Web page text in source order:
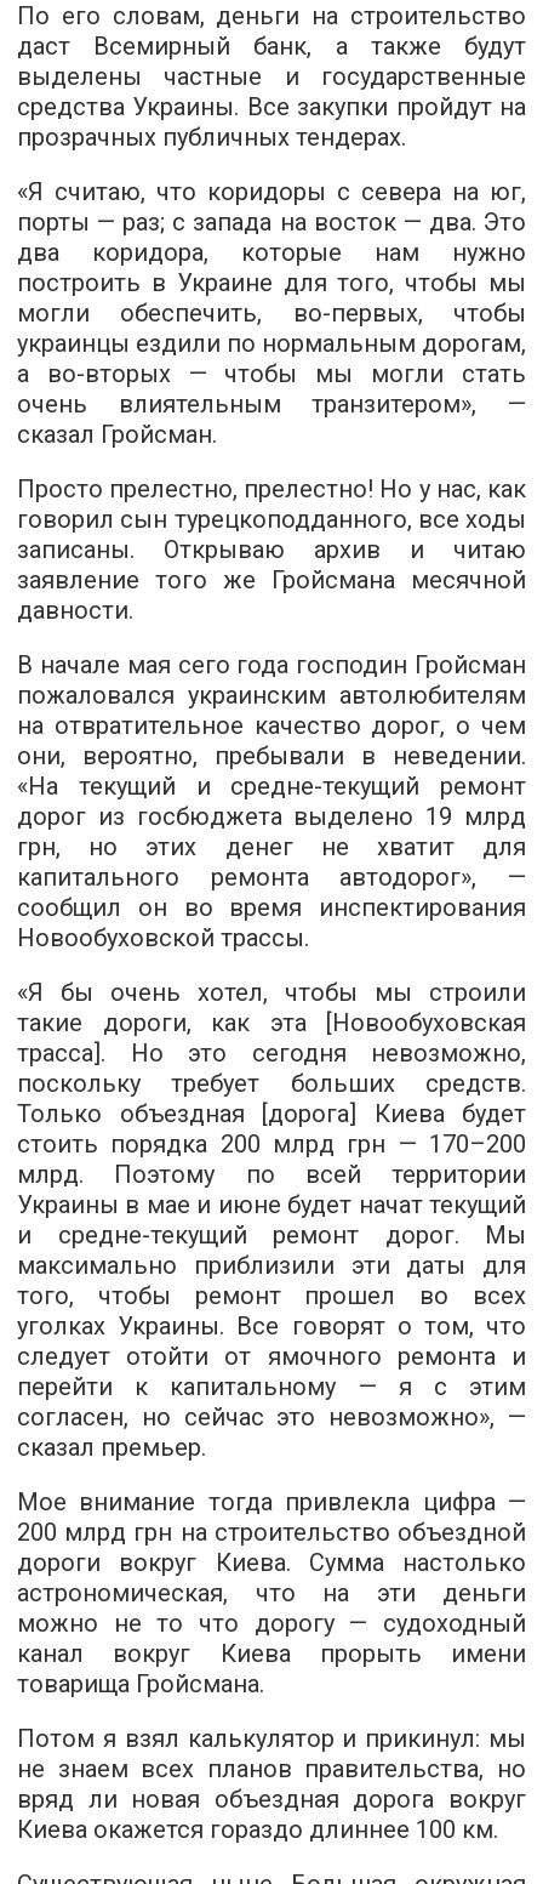
По его словам, деньги на строительство
даст Всемирный банк, а также будут
выделены частные и государственные
средства Украины. Все закупки пройдут на
прозрачных публичных тендерах.
«Я считаю, что коридоры с севера на юг,
порты — раз; с запада на восток — два. Это
два коридора, которые нам нужно
построить в Украине для того, чтобы мы
могли обеспечить, во-первых, чтобы
украинцы ездили по нормальным дорогам,
а во-вторых — чтобы мы могли стать
очень влиятельным транзитером», —
сказал Гройсман.
Просто прелестно, прелестно! Но у нас, как
говорил сын турецкоподданного, все ходы
записаны. Открываю архив и читаю
заявление того же Гройсмана месячной
давности.
В начале мая сего года господин Гройсман
пожаловался украинским автолюбителям
на отвратительное качество дорог, о чем
они, вероятно, пребывали в неведении.
«На текущий и средне-текущий ремонт
дорог из госбюджета выделено 19 млрд
грн, но этих денег не хватит для
капитального ремонта автодорог», —
сообщил он во время инспектирования
Новообуховской трассы.
«Я бы очень хотел, чтобы мы строили
такие дороги, как эта [Новообуховская
трасса]. Но это сегодня невозможно,
поскольку требует больших средств.
Только объездная [дорога] Киева будет
стоить порядка 200 млрд грн — 170–200
млрд. Поэтому по всей территории
Украины в мае и июне будет начат текущий
и средне-текущий ремонт дорог. Мы
максимально приблизили эти даты для
того, чтобы ремонт прошел во всех
уголках Украины. Все говорят о том, что
следует отойти от ямочного ремонта и
перейти к капитальному — я с этим
согласен, но сейчас это невозможно», —
сказал премьер.
Мое внимание тогда привлекла цифра —
200 млрд грн на строительство объездной
дороги вокруг Киева. Сумма настолько
астрономическая, что на эти деньги
можно не то что дорогу — судоходный
канал вокруг Киева прорыть имени
товарища Гройсмана.
Потом я взял калькулятор и прикинул: мы
не знаем всех планов правительства, но
вряд ли новая объездная дорога вокруг
Киева окажется гораздо длиннее 100 км.